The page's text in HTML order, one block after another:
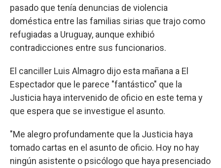
pasado que tenía denuncias de violencia
doméstica entre las familias sirias que trajo como
refugiadas a Uruguay, aunque exhibió
contradicciones entre sus funcionarios.
El canciller Luis Almagro dijo esta mañana a El
Espectador que le parece "fantástico" que la
Justicia haya intervenido de oficio en este tema y
que espera que se investigue el asunto.
"Me alegro profundamente que la Justicia haya
tomado cartas en el asunto de oficio. Hoy no hay
ningún asistente o psicólogo que haya presenciado